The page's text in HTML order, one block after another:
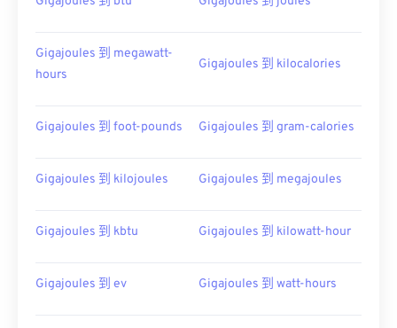
Gigajoules 到 megawatt-
hours
Gigajoules 到 kilocalories
Gigajoules 到 foot-pounds Gigajoules 到 gram-calories
Gigajoules 到 kilojoules Gigajoules 到 megajoules
Gigajoules 到 kbtu Gigajoules 到 kilowatt-hour
Gigajoules 到 ev Gigajoules 到 watt-hours